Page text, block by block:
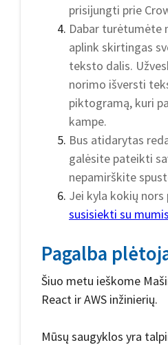
prisijungti prie
Dabar turėtumėte
aplink skirtingas
teksto dalis.
norimo išversti
piktogramą, kuri
kampe.
Bus atidarytas
galėsite pateikti
nepamirškite
Jei kyla kokių
susisiekti su
Pagalba
Šiuo metu ieškome
React ir AWS inžinierių.
Mūsų saugyklos yra